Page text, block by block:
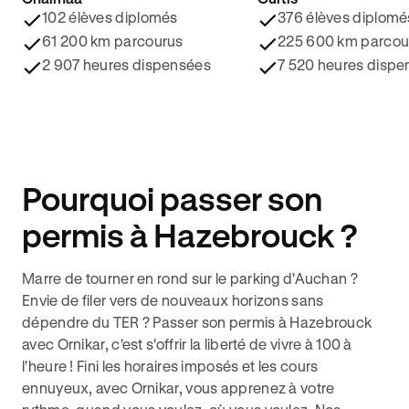
4.8/5 ⭐️
102 élèves diplomés
61 200 km parcourus
2 907 heures dispensées
4.9/5 ⭐️
376 élèves
225 600 km
7 520 heures
Pourquoi passer son
permis à Hazebrouck ?
Marre de tourner en rond sur le parking d'Auchan ?
Envie de filer vers de nouveaux horizons sans
dépendre du TER ? Passer son permis à Hazebrouck
avec Ornikar, c'est s'offrir la liberté de vivre à 100 à
l'heure ! Fini les horaires imposés et les cours
ennuyeux, avec Ornikar, vous apprenez à votre